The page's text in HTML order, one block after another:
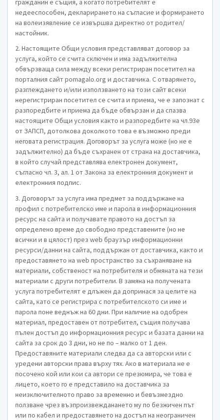
недееспособен, декларирането на съгласие и формирането
на волеизявление се извършва директно от родител/
настойник.
2. Настоящите Общи условия представляват договор за
услуга, който се счита сключен и има задължителна
обвързваща сила между всеки регистриран посетител на
порталния сайт pomagalo.org и доставчика. С отварянето,
разглеждането и/или използването на този сайт всеки
нерегистриран посетител се счита и приема, че е запознат с
разпоредбите и приема да бъде обвързан и да спазва
настоящите Общи условия както и разпоредбите на чл.93е
от ЗАПСП, дотолкова доколкото това е възможно преди
неговата регистрация. Договорът за услуга може (но не е
задължително) да бъде съхранен от страна на доставчика,
в който случай представлява електронен документ,
съгласно чл. 3, ал. 1 от Закона за електронния документ и
електронния подпис.
3. Договорът за услуга има предмет за поддържане на
профил с потребителско име и парола в информационния
ресурс на сайта и получавате правото на достъп за
определено време до свободно представените (но не
всички и в цялост) през web браузър информационни
ресурси/данни на сайта, поддържан от доставчика, както и
предоставянето на web пространство за съхраняване на
материали, собственост на потребителя и обмяната на тези
материали с други потребители. В замяна на получената
услуга потребителят е длъжен да допринася за целите на
сайта, като се регистрира с потребителското си име и
парола поне веднъж на 60 дни. При наличие на одобрен
материал, предоставен от потребител, същия получава
пълен достъп до информационния ресурс и базата данни на
сайта за срок до 3 дни, но не по – малко от 1 ден.
Предоставяните материали следва да са авторски или с
уредени авторски права върху тях. Ако в материала не е
посочено кой или кои са автори се презюмира, че това е
лицето, което го е представило на доставчика за
неизключителното право за временно и бевъзмездно
ползване чрез възпроизвежданането му по безжичен път
или по кабел и предоставянето на достъп на неограничен